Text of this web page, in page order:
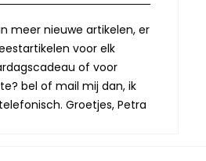
meer nieuwe artikelen, er
voor elk
of voor
bel of mail mij dan, ik
Groetjes, Petra